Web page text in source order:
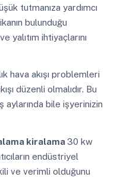
tutmanıza yardımcı
bulunduğu
yalıtım ihtiyaçlarını
hava akışı problemleri
düzenli olmalıdır. Bu
aylarında bile işyerinizin
kiralama30 kw
endüstriyel
ve verimli olduğunu